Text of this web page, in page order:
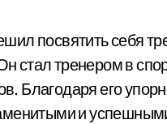
посвятить себя
стал тренером в
Благодаря его
и